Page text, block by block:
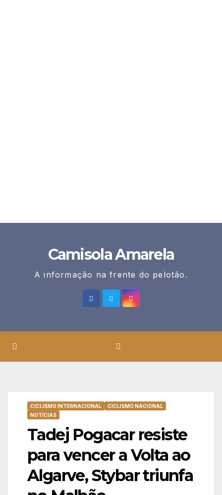
Camisola Amarela
A informação na frente do pelotão.
CICLISMO INTERNACIONAL
CICLISMO NACIONAL
NOTÍCIAS
Tadej Pogacar resiste
para vencer a Volta ao
Algarve, Stybar triunfa